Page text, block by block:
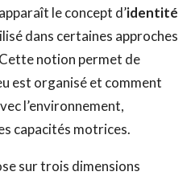
le concept d’identité
dans certaines approches
notion permet de
est organisé et comment
l’environnement,
capacités motrices.
sur trois dimensions